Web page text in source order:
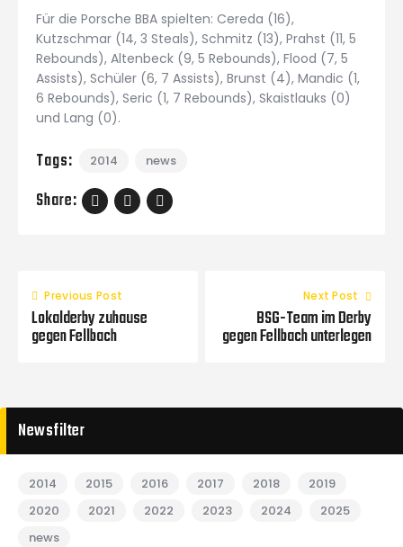
Für die Porsche BBA spielten: Cereda (16),
Kutzschmar (14, 3 Steals), Schmitz (13), Prahst (11, 5
Rebounds), Altenbeck (9, 5 Rebounds), Flood (7, 5
Assists), Schüler (6, 7 Assists), Brunst (4), Mandic (1,
6 Rebounds), Seric (1, 7 Rebounds), Skaistlauks (0)
und Lang (0).
Tags: 2014 news
Share:
Previous Post
Lokalderby zuhause
gegen Fellbach
Next Post
BSG-Team im Derby
gegen Fellbach unterlegen
Newsfilter
2014 2015 2016 2017 2018
2019
2020
2021 2022 2023 2024
2025
news